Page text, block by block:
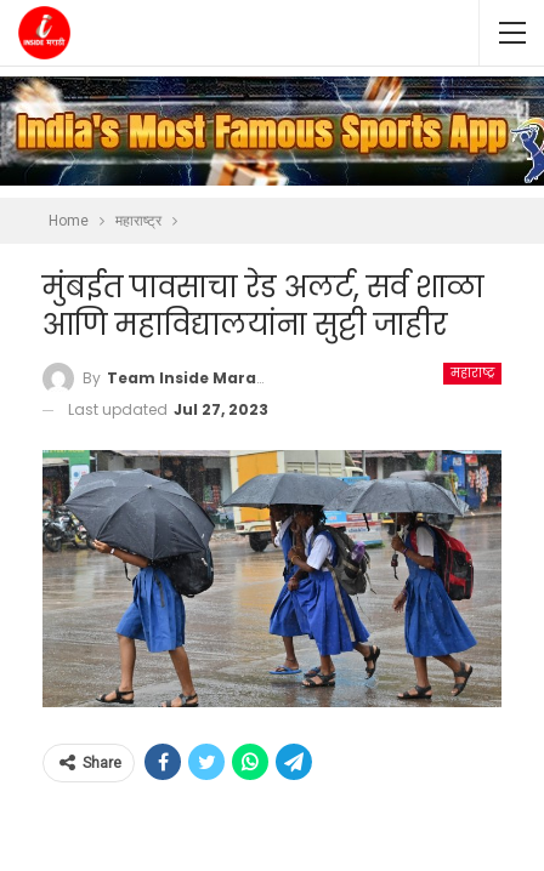
Home महाराष्ट्र
मुंबईत पावसाचा रेड अलर्ट, सर्व शाळा
आणि महाविद्यालयांना सुट्टी जाहीर
महाराष्ट्र
By Team Inside Marathi
Last updated Jul 27, 2023
Share